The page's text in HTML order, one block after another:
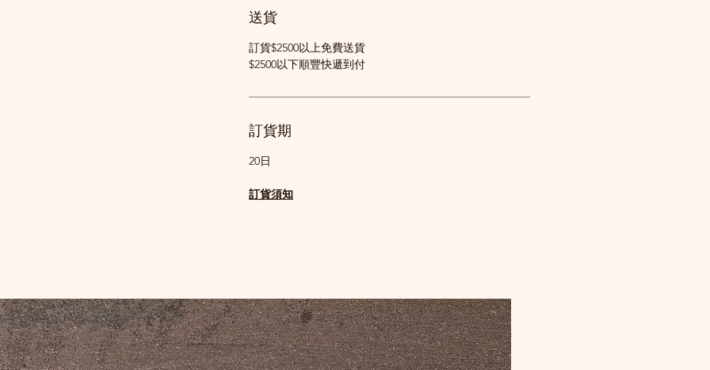
送貨
訂貨$2500以上免費送貨
$2500以下順豐快遞到付
訂貨期
20日
訂貨須知